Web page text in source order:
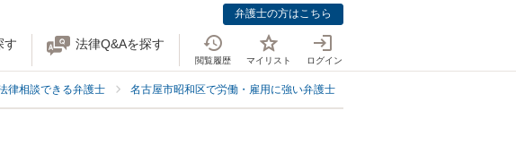
弁護士の方はこちら
す 法律Q&Aを探す
閲覧履歴 マイリスト ログイン
律相談できる弁護士 名古屋市昭和区で労働・雇用に強い弁護士